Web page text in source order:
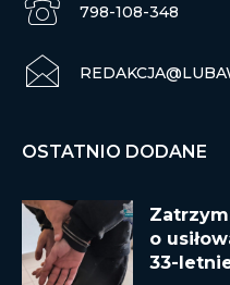
798-108-348
OSTATNIO DODANE
o
33-